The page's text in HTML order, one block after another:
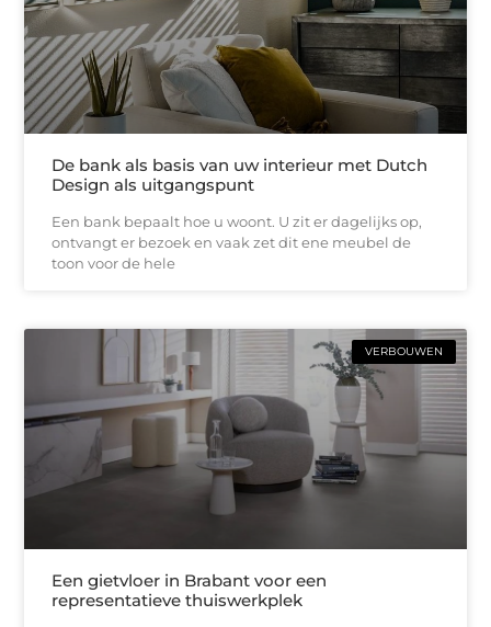
De bank als basis van uw interieur met Dutch
Design als uitgangspunt
Een bank bepaalt hoe u woont. U zit er dagelijks op,
ontvangt er bezoek en vaak zet dit ene meubel de
toon voor de hele
VERBOUWEN
Een gietvloer in Brabant voor een
representatieve thuiswerkplek